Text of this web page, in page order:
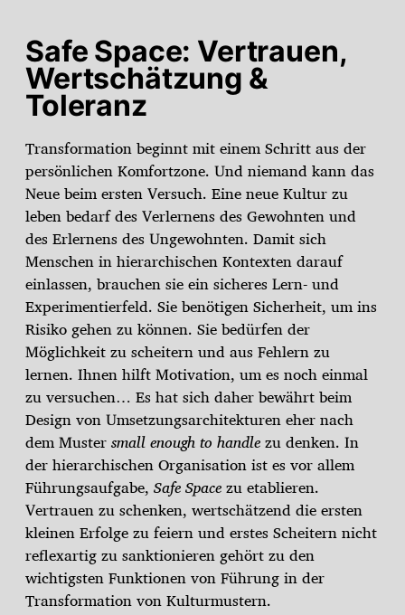
Safe Space: Vertrauen,
Wertschätzung &
Toleranz
Transformation beginnt mit einem Schritt aus der
persönlichen Komfortzone. Und niemand kann das
Neue beim ersten Versuch. Eine neue Kultur zu
leben bedarf des Verlernens des Gewohnten und
des Erlernens des Ungewohnten. Damit sich
Menschen in hierarchischen Kontexten darauf
einlassen, brauchen sie ein sicheres Lern- und
Experimentierfeld. Sie benötigen Sicherheit, um ins
Risiko gehen zu können. Sie bedürfen der
Möglichkeit zu scheitern und aus Fehlern zu
lernen. Ihnen hilft Motivation, um es noch einmal
zu versuchen… Es hat sich daher bewährt beim
Design von Umsetzungsarchitekturen eher nach
dem Mustersmall enough to handlezu denken. In
der hierarchischen Organisation ist es vor allem
Führungsaufgabe, Safe Spacezu etablieren.
Vertrauen zu schenken, wertschätzend die ersten
kleinen Erfolge zu feiern und erstes Scheitern nicht
reflexartig zu sanktionieren gehört zu den
wichtigsten Funktionen von Führung in der
Transformation von Kulturmustern.